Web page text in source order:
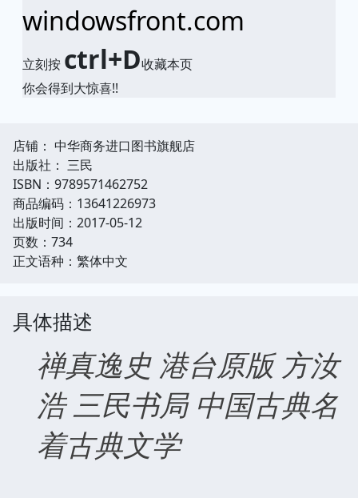
windowsfront.com
立刻按 ctrl+D收藏本页
你会得到大惊喜!!
店铺： 中华商务进口图书旗舰店
出版社： 三民
ISBN：9789571462752
商品编码：13641226973
出版时间：2017-05-12
页数：734
正文语种：繁体中文
具体描述
禅真逸史 港台原版 方汝
浩 三民书局 中国古典名
着古典文学